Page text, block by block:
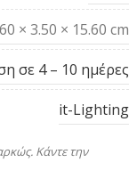
× 3.50 × 15.60 cm
σε 4 – 10 ημέρες
it-Lighting
Κάντε την